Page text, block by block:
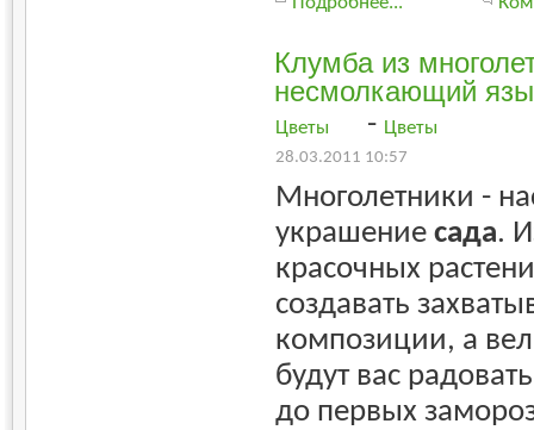
Клумба из
несмолкающий
Цветы - Цветы
28.03.2011 10:57
Многолетники -
украшение сада.
красочных
создавать
композиции, а
будут вас
до первых